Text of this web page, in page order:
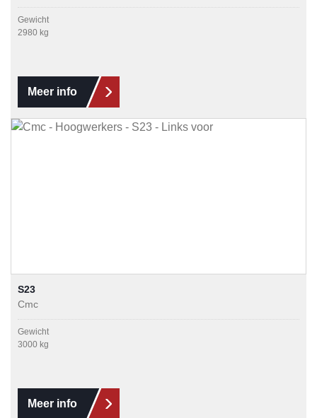
Gewicht
2980 kg
Meer info
S23
Cmc
Gewicht
3000 kg
Meer info